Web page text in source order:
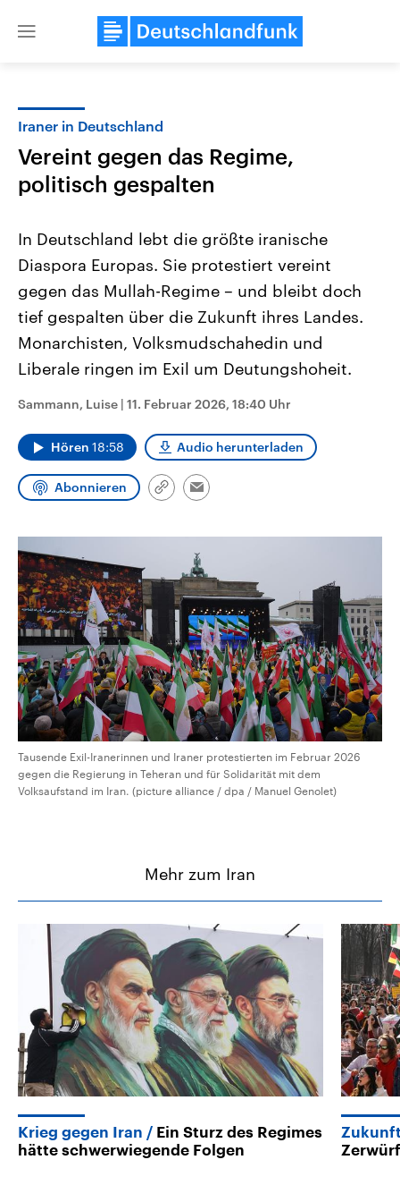
Close
Landtagswahl Sachsen-Anhalt
2026
Alle Informationen
Sachsen-Anhalt wählt am 6.
September 2026 einen neuen
Bundesland von einer Koalition aus
CDU, SPD und FDP regiert.-
Wahlprogramme, aktuelle Berichte
und Hintergründe zu den Parteien
Wahl.
USA
Aktuelle Beiträge,
Hintergründe
gehören die Vereinigten
mit großem Einfluss auf
aktuelle Weltgeschehen.
Sendungen Programm Podcasts
Audio-Archiv
Iraner in Deutschland
Vereint gegen das Regime,
politisch gespalten
In Deutschland lebt die größte iranische
Diaspora Europas. Sie protestiert vereint
gegen das Mullah-Regime – und bleibt doch
tief gespalten über die Zukunft ihres Landes.
Monarchisten, Volksmudschahedin und
Liberale ringen im Exil um Deutungshoheit.
Sammann, Luise | 11. Februar 2026, 18:40 Uhr
Hören 18:58 Audio herunterladen
Abonnieren
Link
Email
Tausende Exil-Iranerinnen und ­Iraner protestierten im Februar 2026
gegen die Regierung in Teheran und für Solidarität mit dem
Volksaufstand im Iran. (picture alliance / dpa / Manuel Genolet)
Mehr zum Iran
Krieg gegen Iran
Ein Sturz des Regimes
hätte schwerwiegende Folgen